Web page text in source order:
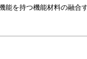
能を持つ機能材料の融